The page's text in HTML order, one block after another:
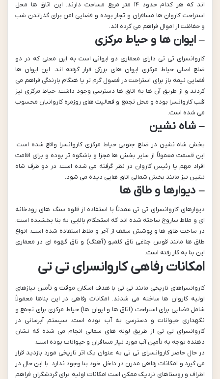
اند که هر کدام حدود ۱۴ متر مربع مساحت دارند. این اتاق ها محل
استراحت کاروان ها مسافران و تجار بوده و فضایی امن برای گذراندن شب
و حفاظت از اموال فراهم می کرده اند.
– ایوان ها و حیاط مرکزی
کاروانسرای تی تی دارای معماری دو ایوانی است به این معنی که در دو
ضلع اصلی حیاط مرکزی ایوان های بزرگی قرار گرفته اند. این ایوان ها
فضایی نیمه باز برای استراحت در فصول گرم تر یا هنگام بارندگی فراهم می
کردند و از طریق آن ها به اتاق ها دسترسی وجود داشت. حیاط مرکزی نیز
قلب کاروانسرا بوده و محل تجمع و فعالیت های روزمره کاروانیان محسوب
می شده است.
– شاه نشین
بخش شاه نشین در ضلع جنوبی حیاط مرکزی کاروانسرا واقع شده است.
این قسمت معمولاً از سایر بخش ها مجزا و باشکوه تر بوده و برای اقامت
افراد مهم یا رئیس کاروان در نظر گرفته می شده است. در دو طرف شاه
نشین نیز مانند بخش شمالی اتاق هایی دیده می شود.
– دیوارها و طاق ها
دیوارهای کاروانسرای تی تی عمدتاً با استفاده از قلوه سنگ های رودخانه
ای و ملاط ساروج ساخته شده اند که استحکام بالایی به بنا بخشیده است.
در ساخت طاق ها و پوشش سقف از آجر و ملاط استفاده شده است. انواع
طاق ها مانند قوس جناغی تاق کلمبو (آهنگ) و تاق گهوه ای در معماری
این بنا به کار رفته است.
امکانات رفاهی کاروانسرای تی تی
کاروانسراهای تاریخی مانند تی تی با هدف اسکان موقت و تأمین نیازهای
اولیه کاروان ها ساخته می شدند. امکانات رفاهی در این بناها معمولاً
شامل فضایی برای استراحت (اتاق ها و ایوان ها) حیاط مرکزی برای تجمع و
نگهداری حیوانات و دسترسی به آب بوده است. سیستم آبرسانی در
کاروانسرای تی تی از طریق لوله های سفالی انجام می شده که نشان
دهنده توجه به تأمین آب مورد نیاز مسافران و حیوانات بوده است.
در حال حاضر کاروانسرای تی تی به عنوان یک اثر تاریخی مورد بازدید قرار
می گیرد و امکانات رفاهی مدرن در داخل خود بنا وجود ندارد. با این حال در
اطراف و روستاهای نزدیک ممکن است امکانات اولیه برای گردشگران فراهم